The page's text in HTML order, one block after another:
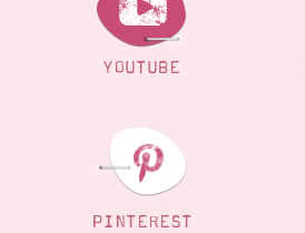
YOUTUBE
PINTEREST